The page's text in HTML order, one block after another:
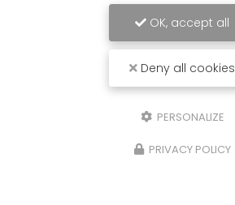
OK, accept all
Deny all cookies
PERSONALIZE
PRIVACY POLICY